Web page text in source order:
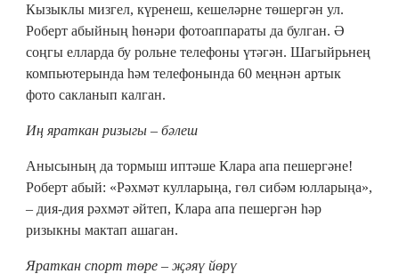
Кызыклы мизгел, күренеш, кешеләрне төшергән ул.
Роберт абыйның һөнәри фотоаппараты да булган. Ә
соңгы елларда бу рольне телефоны үтәгән. Шагыйрьнең
компьютерында һәм телефонында 60 меңнән артык
фото сакланып калган.
Иң яраткан ризыгы – бәлеш
Анысының да тормыш иптәше Клара апа пешергәне!
Роберт абый: «Рәхмәт кулларыңа, гөл сибәм юлларыңа»,
– дия-дия рәхмәт әйтеп, Клара апа пешергән һәр
ризыкны мактап ашаган.
Яраткан спорт төре – җәяү йөрү